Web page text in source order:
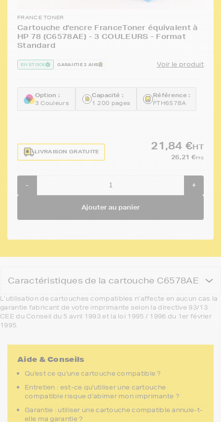
FRANCE TONER
Cartouche d'encre FranceToner équivalent à
HP 78 (C6578AE) - 3 COULEURS - Format
Standard
EN STOCK GARANTIE 2 ANS Voir le produit
Option :
3 Couleurs
Capacité :
1 200 pages
Référence :
FTH6578A
LIVRAISON GRATUITE
21,84 €HT
26,21 €TTC
- +
Ajouter au panier
Caractéristiques de la cartouche C6578AE
L’utilisation de cartouches compatibles n’affecte en aucun cas la
garantie fabricant de votre imprimante selon la directive 93/13
CEE du Conseil du 5 avril 1993 et la loi 1995 / 1996 du 1er février
1995.
Aide & Conseils
Qu'est ce qu'une cartouche compatible ?
Entretien : est-ce qu'utiliser une cartouche
compatible risque d'abimer mon imprimante ?
Garantie : utiliser une cartouche compatible annule-t-
elle ma garantie ?